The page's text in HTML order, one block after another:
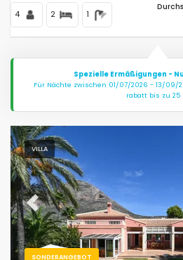
4 2 1
Spezielle Ermäßigungen -
Für Nächte zwischen 01/07/2026 - 13/
rabatt bis zu 25
VILLA
SONDERANGEBOT
Previous